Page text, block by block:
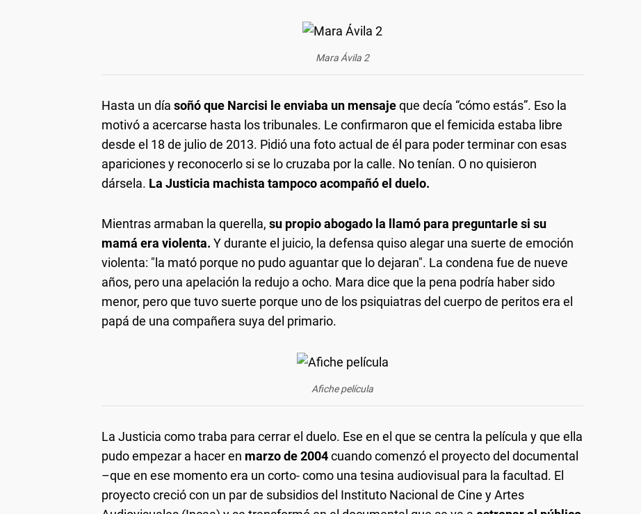
Mara Ávila 2
Hasta un día soñó que Narcisi le enviaba un mensajeque decía “cómo estás”. Eso la
motivó a acercarse hasta los tribunales. Le confirmaron que el femicida estaba libre
desde el 18 de julio de 2013. Pidió una foto actual de él para poder terminar con esas
apariciones y reconocerlo si se lo cruzaba por la calle. No tenían. O no quisieron
dársela. La Justicia machista tampoco acompañó el duelo.
Mientras armaban la querella, su propio abogado la llamó para preguntarle si su
mamá era violenta. Y durante el juicio, la defensa quiso alegar una suerte de emoción
violenta: "la mató porque no pudo aguantar que lo dejaran". La condena fue de nueve
años, pero una apelación la redujo a ocho. Mara dice que la pena podría haber sido
menor, pero que tuvo suerte porque uno de los psiquiatras del cuerpo de peritos era el
papá de una compañera suya del primario.
Afiche película
La Justicia como traba para cerrar el duelo. Ese en el que se centra la película y que ella
pudo empezar a hacer en marzo de 2004cuando comenzó el proyecto del documental
–que en ese momento era un corto- como una tesina audiovisual para la facultad. El
proyecto creció con un par de subsidios del Instituto Nacional de Cine y Artes